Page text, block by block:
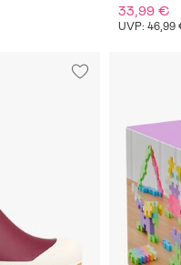
33,99 €
UVP: 46,99